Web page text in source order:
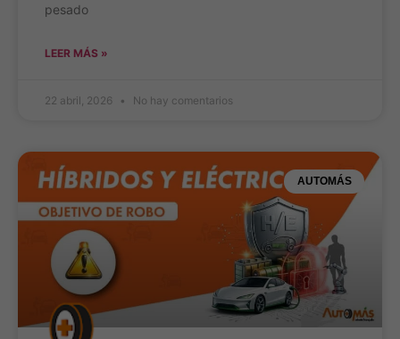
pesado
LEER MÁS »
22 abril, 2026 No hay comentarios
AUTOMÁS